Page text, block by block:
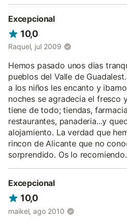
Excepcional
10,0
Raquel, jul 2009
Hemos pasado unos dias
pueblos del Valle de
a los niños les encanto y
noches se agradecia el fresco
tiene de todo; tiendas,
restaurantes, panaderia...y
alojamiento. La verdad que
rincon de Alicante que no
sorprendido. Os lo recomiendo.
Excepcional
10,0
maikel, ago 2010